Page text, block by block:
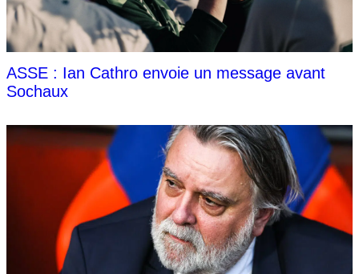
ASSE : Ian Cathro envoie un message avant
Sochaux